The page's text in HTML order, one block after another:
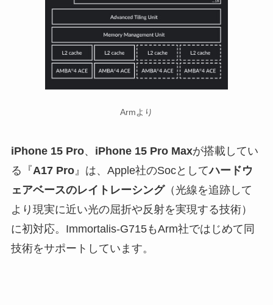
Armより
iPhone 15 Pro、 iPhone 15 Pro Maxが搭載してい
る『A17 Pro』は、Apple社のSocとしてハードウ
ェアベースのレイトレーシング（光線を追跡して
より現実に近い光の屈折や反射を実現する技術）
に初対応。Immortalis-G715もArm社ではじめて同
技術をサポートしています。